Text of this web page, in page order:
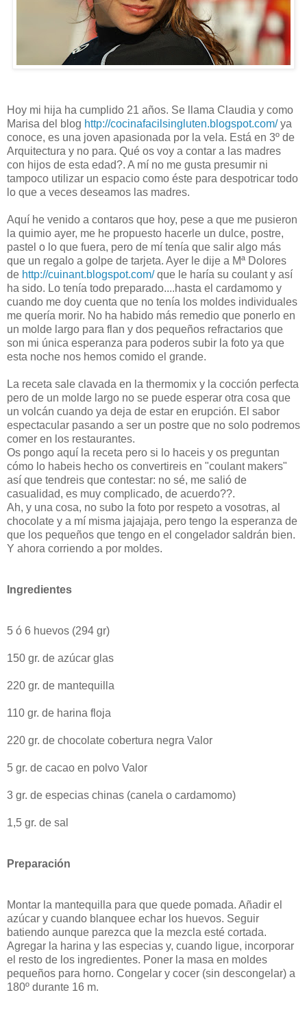
Hoy mi hija ha cumplido 21 años. Se llama Claudia y como
Marisa del blog http://cocinafacilsingluten.blogspot.com/ya
conoce, es una joven apasionada por la vela. Está en 3º de
Arquitectura y no para. Qué os voy a contar a las madres
con hijos de esta edad?. A mí no me gusta presumir ni
tampoco utilizar un espacio como éste para despotricar todo
lo que a veces deseamos las madres.
Aquí he venido a contaros que hoy, pese a que me pusieron
la quimio ayer, me he propuesto hacerle un dulce, postre,
pastel o lo que fuera, pero de mí tenía que salir algo más
que un regalo a golpe de tarjeta. Ayer le dije a Mª Dolores
de http://cuinant.blogspot.com/que le haría su coulant y así
ha sido. Lo tenía todo preparado....hasta el cardamomo y
cuando me doy cuenta que no tenía los moldes individuales
me quería morir. No ha habido más remedio que ponerlo en
un molde largo para flan y dos pequeños refractarios que
son mi única esperanza para poderos subir la foto ya que
esta noche nos hemos comido el grande.
La receta sale clavada en la thermomix y la cocción perfecta
pero de un molde largo no se puede esperar otra cosa que
un volcán cuando ya deja de estar en erupción. El sabor
espectacular pasando a ser un postre que no solo podremos
comer en los restaurantes.
Os pongo aquí la receta pero si lo haceis y os preguntan
cómo lo habeis hecho os convertireis en "coulant makers"
así que tendreis que contestar: no sé, me salió de
casualidad, es muy complicado, de acuerdo??.
Ah, y una cosa, no subo la foto por respeto a vosotras, al
chocolate y a mí misma jajajaja, pero tengo la esperanza de
que los pequeños que tengo en el congelador saldrán bien.
Y ahora corriendo a por moldes.
Ingredientes
5 ó 6 huevos (294 gr)
150 gr. de azúcar glas
220 gr. de mantequilla
110 gr. de harina floja
220 gr. de chocolate cobertura negra Valor
5 gr. de cacao en polvo Valor
3 gr. de especias chinas (canela o cardamomo)
1,5 gr. de sal
Preparación
Montar la mantequilla para que quede pomada. Añadir el
azúcar y cuando blanquee echar los huevos. Seguir
batiendo aunque parezca que la mezcla esté cortada.
Agregar la harina y las especias y, cuando ligue, incorporar
el resto de los ingredientes. Poner la masa en moldes
pequeños para horno. Congelar y cocer (sin descongelar) a
180º durante 16 m.